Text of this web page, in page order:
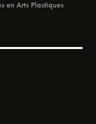
en Arts Plastiques